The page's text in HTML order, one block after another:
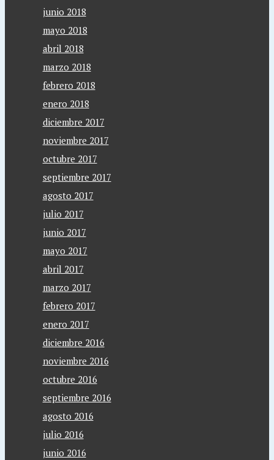
junio 2018
mayo 2018
abril 2018
marzo 2018
febrero 2018
enero 2018
diciembre 2017
noviembre 2017
octubre 2017
septiembre 2017
agosto 2017
julio 2017
junio 2017
mayo 2017
abril 2017
marzo 2017
febrero 2017
enero 2017
diciembre 2016
noviembre 2016
octubre 2016
septiembre 2016
agosto 2016
julio 2016
junio 2016